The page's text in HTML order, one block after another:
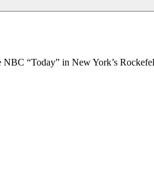
“Today” in New York’s